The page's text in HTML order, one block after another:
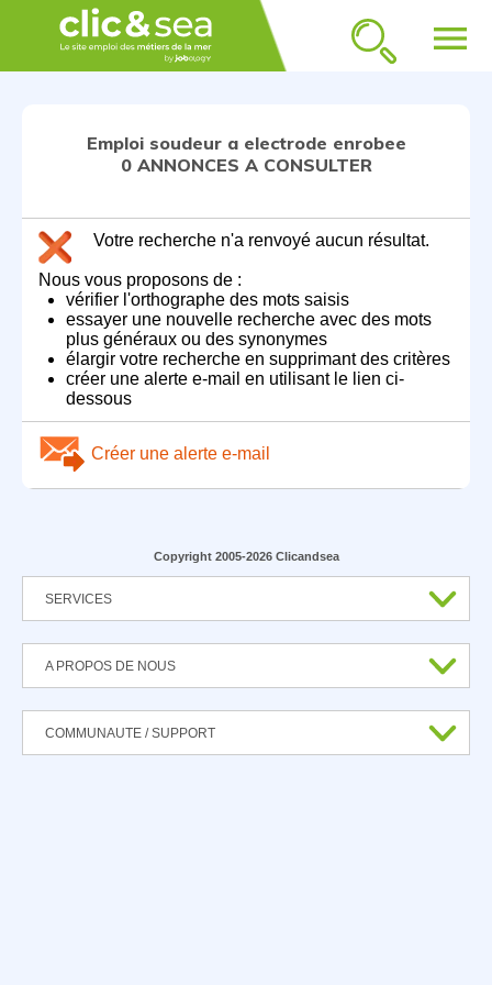
menu
Emploi soudeur a electrode enrobee
0 ANNONCES A CONSULTER
Votre recherche n'a renvoyé aucun résultat.
Nous vous proposons de :
vérifier l'orthographe des mots saisis
essayer une nouvelle recherche avec des mots
plus généraux ou des synonymes
élargir votre recherche en supprimant des critères
créer une alerte e-mail en utilisant le lien ci-
dessous
Créer une alerte e-mail
Copyright 2005-2026 Clicandsea
SERVICES
A PROPOS DE NOUS
COMMUNAUTE / SUPPORT